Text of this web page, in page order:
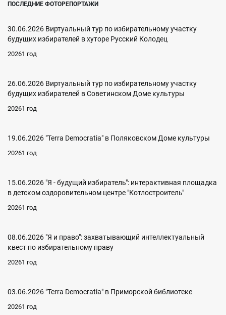
ПОСЛЕДНИЕ ФОТОРЕПОРТАЖИ
30.06.2026 Виртуальный тур по избирательному участку
будущих избирателей в хуторе Русский Колодец
20261 год
26.06.2026 Виртуальный тур по избирательному участку
будущих избирателей в Советинском Доме культуры
20261 год
19.06.2026 "Terra Democratia" в Поляковском Доме культуры
20261 год
15.06.2026 "Я - будущий избиратель": интерактивная площадка
в детском оздоровительном центре "Котлостроитель"
20261 год
08.06.2026 "Я и право": захватывающий интеллектуальный
квест по избирательному праву
20261 год
03.06.2026 "Terra Democratia" в Приморской библиотеке
20261 год